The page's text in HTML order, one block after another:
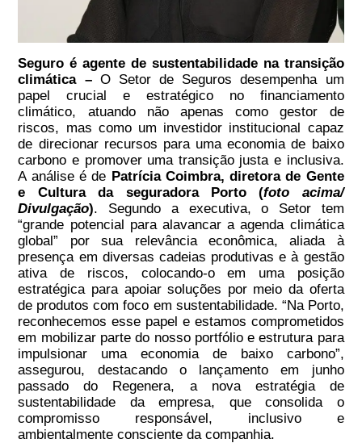
Seguro é agente de sustentabilidade na transição
climática– O Setor de Seguros desempenha um
papel crucial e estratégico no financiamento
climático, atuando não apenas como gestor de
riscos, mas como um investidor institucional capaz
de direcionar recursos para uma economia de baixo
carbono e promover uma transição justa e inclusiva.
A análise é de Patrícia Coimbra, diretora de Gente
e Cultura da seguradora Porto (foto acima/
Divulgação). Segundo a executiva, o Setor tem
“grande potencial para alavancar a agenda climática
global” por sua relevância econômica, aliada à
presença em diversas cadeias produtivas e à gestão
ativa de riscos, colocando-o em uma posição
estratégica para apoiar soluções por meio da oferta
de produtos com foco em sustentabilidade. “Na Porto,
reconhecemos esse papel e estamos comprometidos
em mobilizar parte do nosso portfólio e estrutura para
impulsionar uma economia de baixo carbono”,
assegurou, destacando o lançamento em junho
passado do Regenera, a nova estratégia de
sustentabilidade da empresa, que consolida o
compromisso responsável, inclusivo e
ambientalmente consciente da companhia.